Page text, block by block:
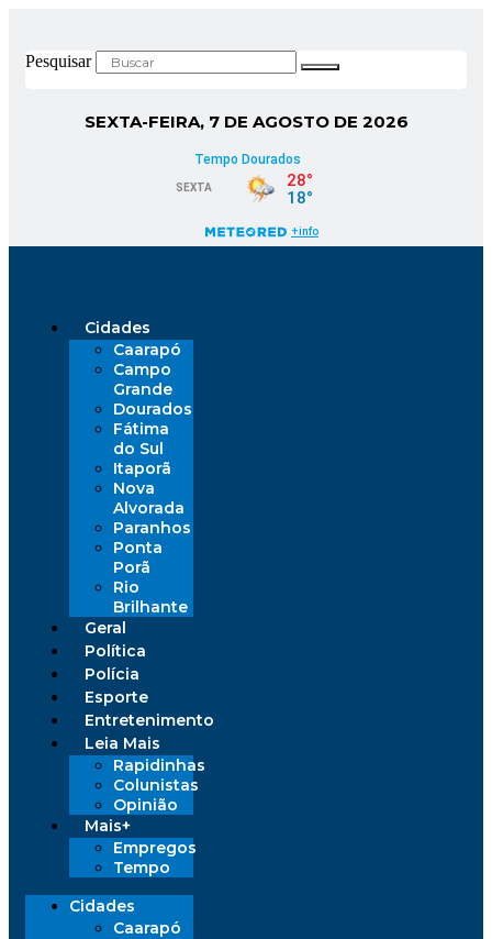
Pesquisar
SEXTA-FEIRA, 7 DE AGOSTO DE 2026
Cidades
Caarapó
Campo
Grande
Dourados
Fátima
do Sul
Itaporã
Nova
Alvorada
Paranhos
Ponta
Porã
Rio
Brilhante
Geral
Política
Polícia
Esporte
Entretenimento
Leia Mais
Rapidinhas
Colunistas
Opinião
Mais+
Empregos
Tempo
Cidades
Caarapó